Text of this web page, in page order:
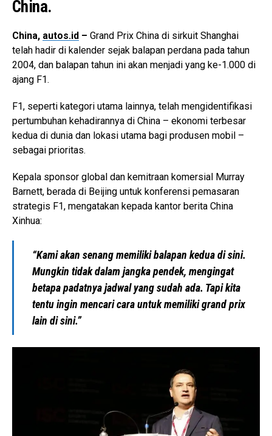
China.
China, autos.id – Grand Prix China di sirkuit Shanghai
telah hadir di kalender sejak balapan perdana pada tahun
2004, dan balapan tahun ini akan menjadi yang ke-1.000 di
ajang F1.
F1, seperti kategori utama lainnya, telah mengidentifikasi
pertumbuhan kehadirannya di China – ekonomi terbesar
kedua di dunia dan lokasi utama bagi produsen mobil –
sebagai prioritas.
Kepala sponsor global dan kemitraan komersial Murray
Barnett, berada di Beijing untuk konferensi pemasaran
strategis F1, mengatakan kepada kantor berita China
Xinhua:
“Kami akan senang memiliki balapan kedua di sini.
Mungkin tidak dalam jangka pendek, mengingat
betapa padatnya jadwal yang sudah ada. Tapi kita
tentu ingin mencari cara untuk memiliki grand prix
lain di sini.”